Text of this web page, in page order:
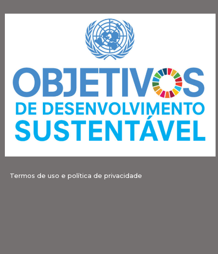
Termos de uso e política de privacidade